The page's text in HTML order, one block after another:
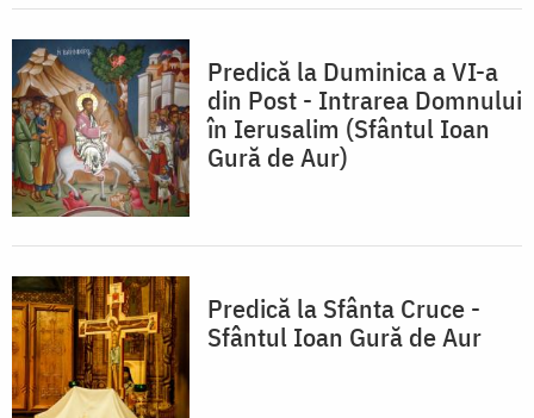
Predică la Duminica a VI-a
din Post - Intrarea Domnului
în Ierusalim (Sfântul Ioan
Gură de Aur)
Predică la Sfânta Cruce -
Sfântul Ioan Gură de Aur